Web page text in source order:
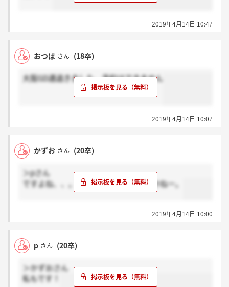
2019年4月14日 10:47
おつぱ さん (18卒)
大阪GD通過きました。予約はできません
2019年4月14日 10:07
かずお さん (20卒)
＞pさん
ですよね、、。どういうことなんですかねー。
2019年4月14日 10:00
p さん (20卒)
＞かずおさん
私もです！